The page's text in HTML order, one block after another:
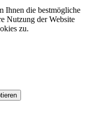
Ihnen die bestmögliche
Nutzung der Website
zu.